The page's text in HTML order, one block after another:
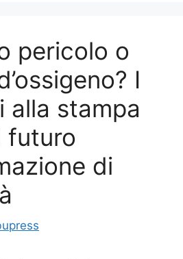
pericolo o
I
alla stampa
futuro
di